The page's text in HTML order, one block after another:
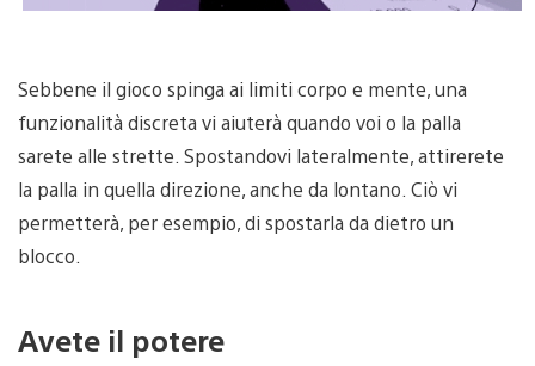
Sebbene il gioco spinga ai limiti corpo e mente, una
funzionalità discreta vi aiuterà quando voi o la palla
sarete alle strette. Spostandovi lateralmente, attirerete
la palla in quella direzione, anche da lontano. Ciò vi
permetterà, per esempio, di spostarla da dietro un
blocco.
Avete il potere